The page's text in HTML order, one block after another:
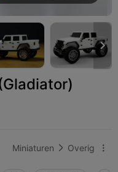

Miniaturen  Overig 